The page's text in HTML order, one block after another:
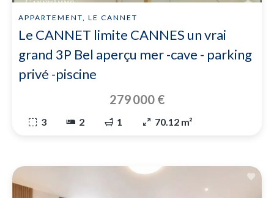
APPARTEMENT, LE CANNET
Le CANNET limite CANNES un vrai
grand 3P Bel aperçu mer -cave - parking
privé -piscine
279 000 €
3 2 1 70.12 m²